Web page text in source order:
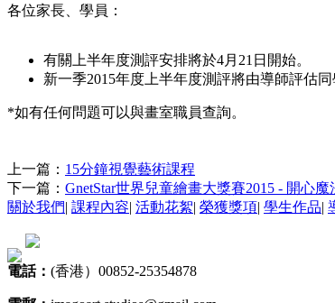
各位家長、學員：
有關上半年度測評安排將於4月21日開始。
新一季2015年度上半年度測評將由導師評估
*如有任何問題可以與
上一篇： 15分鐘視覺藝術課程
下一篇： GnetStar世界兒童繪畫大獎賽2015 - 開心魔
關於我們| 課程內容| 活動花絮| 榮獲獎項| 學生作品|
電話： (香港）00852-25354878